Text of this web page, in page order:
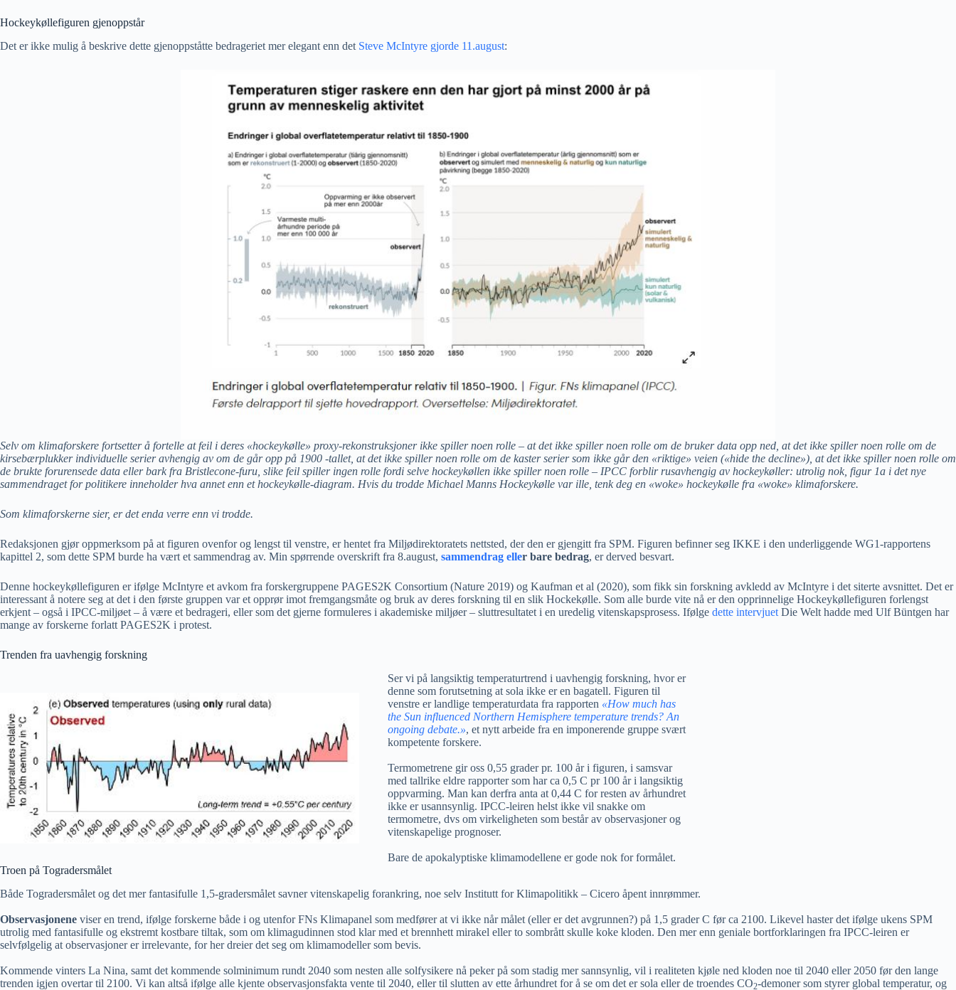
Hockeykøllefiguren gjenoppstår
Det er ikke mulig å beskrive dette gjenoppståtte bedrageriet mer elegant enn det Steve McIntyre gjorde 11.august:
Selv om klimaforskere fortsetter å fortelle at feil i deres «hockeykølle» proxy-rekonstruksjoner ikke spiller noen rolle – at det ikke spiller noen rolle om de bruker data opp ned, at det ikke spiller noen rolle om de
kirsebærplukker individuelle serier avhengig av om de går opp på 1900 -tallet, at det ikke spiller noen rolle om de kaster serier som ikke går den «riktige» veien («hide the decline»), at det ikke spiller noen rolle om
de brukte forurensede data eller bark fra Bristlecone-furu, slike feil spiller ingen rolle fordi selve hockeykøllen ikke spiller noen rolle – IPCC forblir rusavhengig av hockeykøller: utrolig nok, figur 1a i det nye
sammendraget for politikere inneholder hva annet enn et hockeykølle-diagram. Hvis du trodde Michael Manns Hockeykølle var ille, tenk deg en «woke» hockeykølle fra «woke» klimaforskere.
Som klimaforskerne sier, er det enda verre enn vi trodde.
Redaksjonen gjør oppmerksom på at figuren ovenfor og lengst til venstre, er hentet fra Miljødirektoratets nettsted, der den er gjengitt fra SPM. Figuren befinner seg IKKE i den underliggende WG1-rapportens
kapittel 2, som dette SPM burde ha vært et sammendrag av. Min spørrende overskrift fra 8.august, sammendrag eller bare bedrag, er derved besvart.
Denne hockeykøllefiguren er ifølge McIntyre et avkom fra forskergruppene PAGES2K Consortium (Nature 2019) og Kaufman et al (2020), som fikk sin forskning avkledd av McIntyre i det siterte avsnittet. Det er
interessant å notere seg at det i den første gruppen var et opprør imot fremgangsmåte og bruk av deres forskning til en slik Hockekølle. Som alle burde vite nå er den opprinnelige Hockeykøllefiguren forlengst
erkjent – også i IPCC-miljøet – å være et bedrageri, eller som det gjerne formuleres i akademiske miljøer – sluttresultatet i en uredelig vitenskapsprosess. Ifølge dette intervjuet Die Welt hadde med Ulf Büntgen har
mange av forskerne forlatt PAGES2K i protest.
Trenden fra uavhengig forskning
Ser vi på langsiktig temperaturtrend i uavhengig forskning, hvor er
denne som forutsetning at sola ikke er en bagatell. Figuren til
venstre er landlige temperaturdata fra rapporten «How much has
the Sun influenced Northern Hemisphere temperature trends? An
ongoing debate.», et nytt arbeide fra en imponerende gruppe svært
kompetente forskere.
Termometrene gir oss 0,55 grader pr. 100 år i figuren, i samsvar
med tallrike eldre rapporter som har ca 0,5 C pr 100 år i langsiktig
oppvarming. Man kan derfra anta at 0,44 C for resten av århundret
ikke er usannsynlig. IPCC-leiren helst ikke vil snakke om
termometre, dvs om virkeligheten som består av observasjoner og
vitenskapelige prognoser.
Bare de apokalyptiske klimamodellene er gode nok for formålet.
Troen på Togradersmålet
Både Togradersmålet og det mer fantasifulle 1,5-gradersmålet savner vitenskapelig forankring, noe selv Institutt for Klimapolitikk – Cicero åpent innrømmer.
Observasjonene viser en trend, ifølge forskerne både i og utenfor FNs Klimapanel som medfører at vi ikke når målet (eller er det avgrunnen?) på 1,5 grader C før ca 2100. Likevel haster det ifølge ukens SPM
utrolig med fantasifulle og ekstremt kostbare tiltak, som om klimagudinnen stod klar med et brennhett mirakel eller to sombrått skulle koke kloden. Den mer enn geniale bortforklaringen fra IPCC-leiren er
selvfølgelig at observasjoner er irrelevante, for her dreier det seg om klimamodeller som bevis.
Kommende vinters La Nina, samt det kommende solminimum rundt 2040 som nesten alle solfysikere nå peker på som stadig mer sannsynlig, vil i realiteten kjøle ned kloden noe til 2040 eller 2050 før den lange
trenden igjen overtar til 2100. Vi kan altså ifølge alle kjente observasjonsfakta vente til 2040, eller til slutten av ette århundret for å se om det er sola eller de troendes CO2-demoner som styrer global temperatur, og